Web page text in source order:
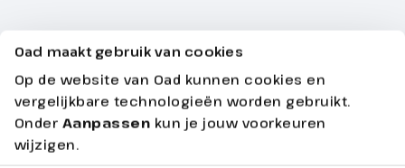
Oad maakt gebruik van cookies
Op de website van Oad kunnen cookies en
vergelijkbare technologieën worden gebruikt.
Onder Aanpassen kun je jouw voorkeuren
wijzigen.
Praktische Informatie
Bekijk hieronder alle praktische informatie over
jouw reis